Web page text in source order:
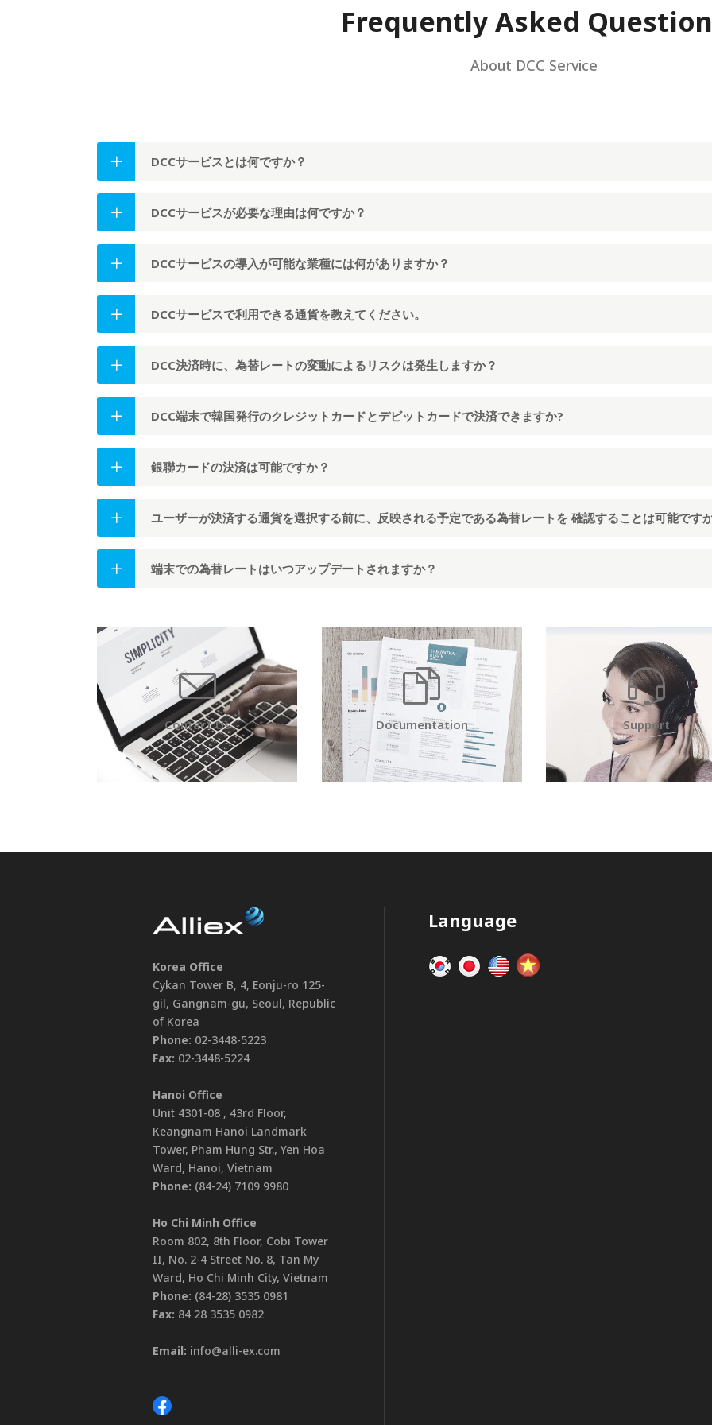
Frequently Asked
About DCC Service
DCCサービスとは何ですか？
DCCサービスが必要な理由は何ですか？
DCCサービスの導入が可能な業種には何がありますか？
DCCサービスで利用できる通貨を教えてください。
DCC決済時に、為替レートの変動によるリスクは発生しますか？
DCC端末で韓国発行のクレジットカードとデビットカードで決済できますか?
銀聯カードの決済は可能ですか？
ユーザーが決済する通貨を選択する前に、反映される予定である為替レートを 確認することは可能です
端末での為替レートはいつアップデートされますか？
Contact Us Documentation Support
Korea Office
Cykan Tower B, 4, Eonju-ro 125-
gil, Gangnam-gu, Seoul, Republic
of Korea
Phone: 02-3448-5223
Fax: 02-3448-5224
Hanoi Office
Unit 4301-08 , 43rd Floor,
Keangnam Hanoi Landmark
Tower, Pham Hung Str., Yen Hoa
Ward, Hanoi, Vietnam
Phone: (84-24) 7109 9980
Ho Chi Minh Office
Room 802, 8th Floor, Cobi Tower
II, No. 2-4 Street No. 8, Tan My
Ward, Ho Chi Minh City, Vietnam
Phone: (84-28) 3535 0981
Fax: 84 28 3535 0982
Email: info@alli-ex.com
Language